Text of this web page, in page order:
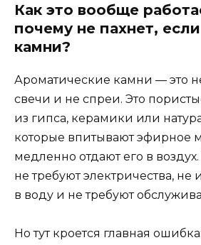
Как это вообще
почему не пахнет,
камни?
Ароматические камни — это
свечи и не спреи. Это
из гипса, керамики или
которые впитывают эфирное
медленно отдают его в
не требуют электричества,
в воду и не требуют
Но тут кроется главная